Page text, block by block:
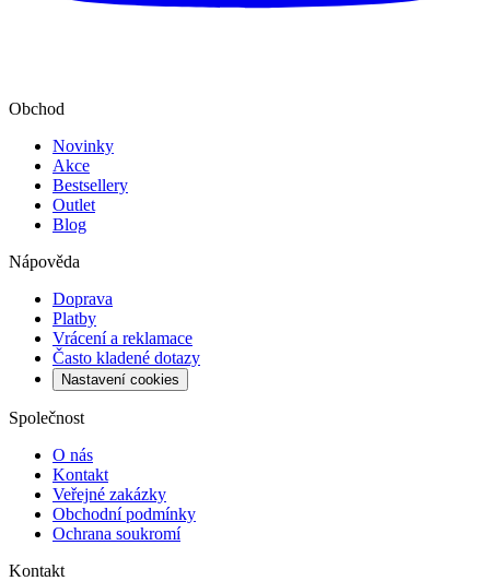
Obchod
Novinky
Akce
Bestsellery
Outlet
Blog
Nápověda
Doprava
Platby
Vrácení a reklamace
Často kladené dotazy
Nastavení cookies
Společnost
O nás
Kontakt
Veřejné zakázky
Obchodní podmínky
Ochrana soukromí
Kontakt